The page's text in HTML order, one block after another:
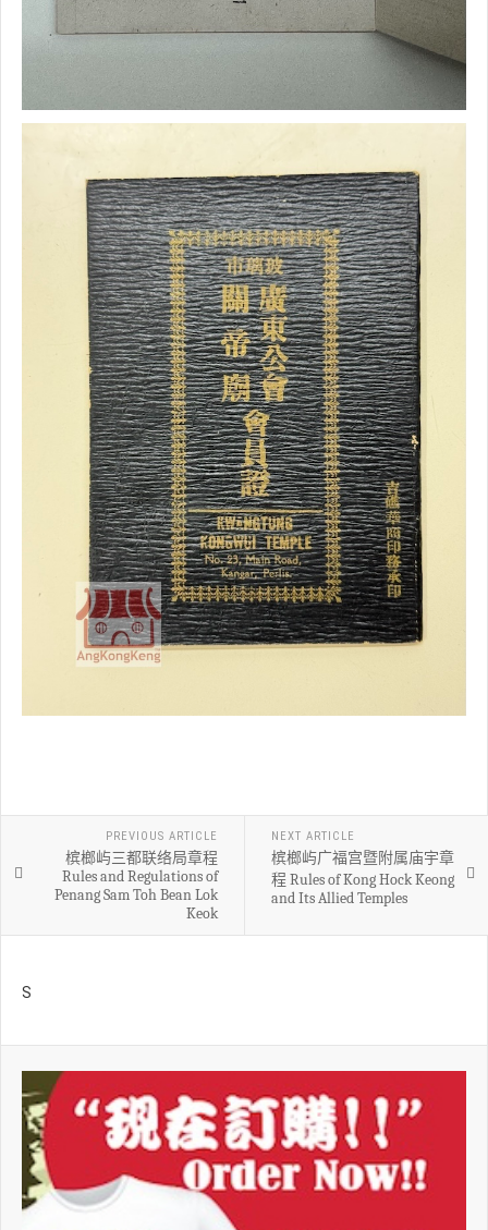
PREVIOUS ARTICLE
槟榔屿三都联络局章程
Rules and Regulations of
Penang Sam Toh Bean Lok
Keok
NEXT ARTICLE
槟榔屿广福宫暨附属庙宇章
程 Rules of Kong Hock Keong
and Its Allied Temples
S